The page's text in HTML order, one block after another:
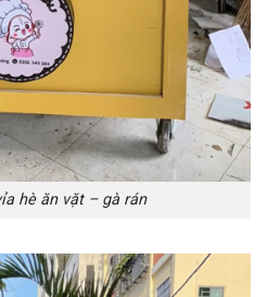
hè ăn vặt – gà rán